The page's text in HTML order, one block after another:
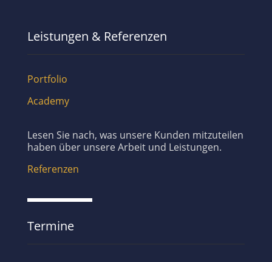
Leistungen & Referenzen
Portfolio
Academy
Lesen Sie nach, was unsere Kunden mitzuteilen
haben über unsere Arbeit und Leistungen.
Referenzen
Termine